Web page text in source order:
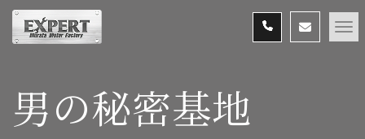
男の秘密基地